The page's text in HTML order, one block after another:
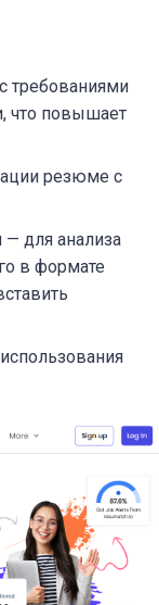
требованиями
что повышает
резюме с
— для анализа
в формате